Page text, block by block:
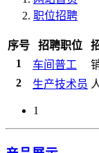
职位招聘
序号 招聘职位
1
车间普工
2
生产技术员
1